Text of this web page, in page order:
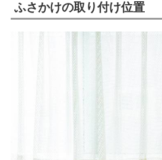
ふさかけの取り付け位置